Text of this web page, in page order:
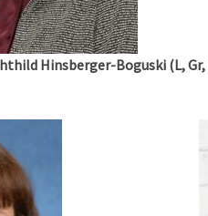
Hinsberger-Boguski (L, Gr,